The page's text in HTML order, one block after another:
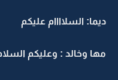
ديما: السلاااام عليكم
مها وخالد : وعليكم السلام